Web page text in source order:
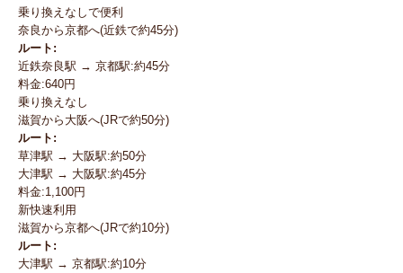
乗り換えなしで便利
奈良から京都へ(近鉄で約45分)
ルート:
近鉄奈良駅 → 京都駅:約45分
料金:640円
乗り換えなし
滋賀から大阪へ(JRで約50分)
ルート:
草津駅 → 大阪駅:約50分
大津駅 → 大阪駅:約45分
料金:1,100円
新快速利用
滋賀から京都へ(JRで約10分)
ルート:
大津駅 → 京都駅:約10分